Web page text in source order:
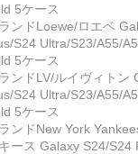
5ケース
ンドLoewe/ロエベ
S24 Ultra/S23/A55/
5ケース
ンドLV/ルイヴィトン
S24 Ultra/S23/A55/
5ケース
ンドNew York
ース Galaxy S24/S24